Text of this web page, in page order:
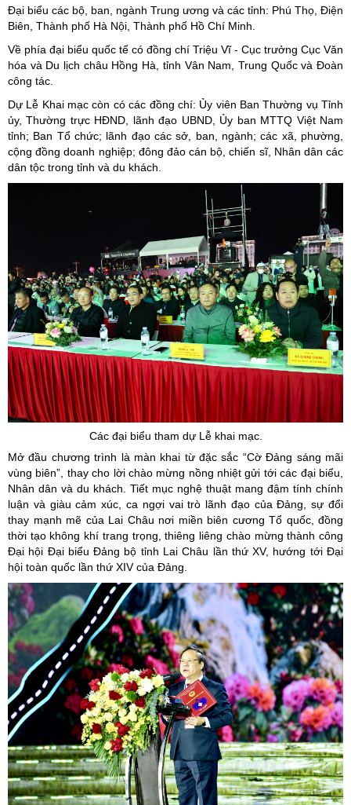
Đại biểu các bộ, ban, ngành Trung ương và các tỉnh: Phú Thọ, Điện
Biên, Thành phố Hà Nội, Thành phố Hồ Chí Minh.
Về phía đại biểu quốc tế có đồng chí Triệu Vĩ - Cục trưởng Cục Văn
hóa và Du lịch châu Hồng Hà, tỉnh Vân Nam, Trung Quốc và Đoàn
công tác.
Dự Lễ Khai mạc còn có các đồng chí: Ủy viên Ban Thường vụ Tỉnh
ủy, Thường trực HĐND, lãnh đạo UBND, Ủy ban MTTQ Việt Nam
tỉnh; Ban Tổ chức; lãnh đạo các sở, ban, ngành; các xã, phường,
cộng đồng doanh nghiệp; đông đảo cán bộ, chiến sĩ, Nhân dân các
dân tộc trong tỉnh và du khách.
Các đại biểu tham dự Lễ khai mạc.
Mở đầu chương trình là màn khai từ đặc sắc “Cờ Đảng sáng mãi
vùng biên”, thay cho lời chào mừng nồng nhiệt gửi tới các đại biểu,
Nhân dân và du khách. Tiết mục nghệ thuật mang đậm tính chính
luận và giàu cảm xúc, ca ngợi vai trò lãnh đạo của Đảng, sự đổi
thay mạnh mẽ của Lai Châu nơi miền biên cương Tổ quốc, đồng
thời tạo không khí trang trọng, thiêng liêng chào mừng thành công
Đại hội Đại biểu Đảng bộ tỉnh Lai Châu lần thứ XV, hướng tới Đại
hội toàn quốc lần thứ XIV của Đảng.